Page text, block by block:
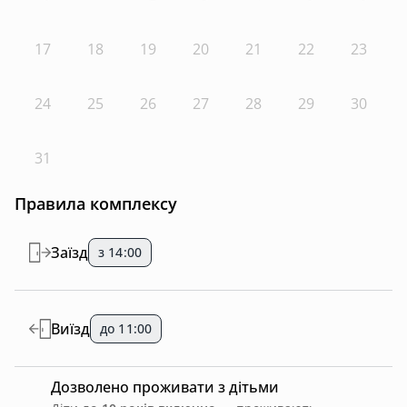
Харчування немає. Є партнери, які готують і
17 18 19 20 21 22 23
24 25 26 27 28 29 30
31
Правила комплексу
Заїзд з 14:00
Виїзд до 11:00
Дозволено проживати з дітьми